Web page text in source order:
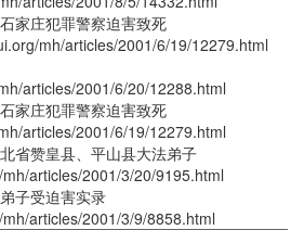
家庄犯罪警察迫害致死
mh/articles/2001/6/19/12279.html
articles/2001/6/20/12288.html
家庄犯罪警察迫害致死
articles/2001/6/19/12279.html
省赞皇县、平山县大法弟子
articles/2001/3/20/9195.html
子受迫害实录
articles/2001/3/9/8858.html